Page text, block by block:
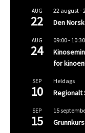
AUG
22
22 august-
Den
AUG
24
09:00- 10:30
for
SEP
10
Heldags
Regionalt
SEP
15
15